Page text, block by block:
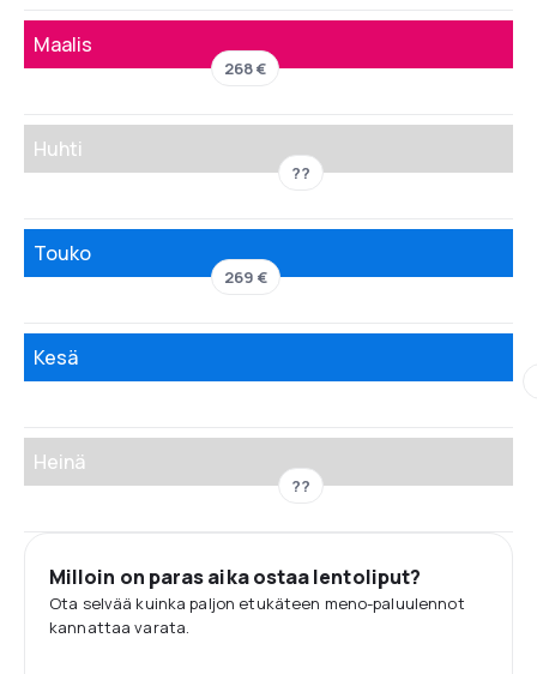
Maalis
268 €
Huhti
??
Touko
269 €
Kesä
Heinä
??
Milloin on paras aika ostaa lentoliput?
Ota selvää kuinka paljon etukäteen meno-paluulennot
kannattaa varata.